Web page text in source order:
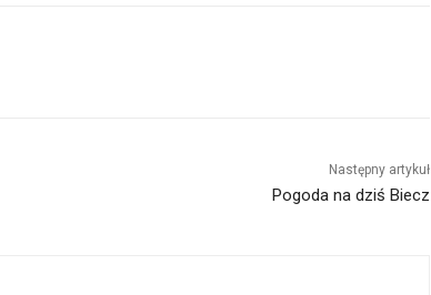
Następny artykuł
Pogoda na dziś Biecz